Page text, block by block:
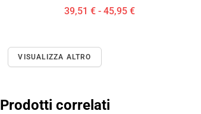
39,51 € - 45,95 €
VISUALIZZA ALTRO
Prodotti correlati